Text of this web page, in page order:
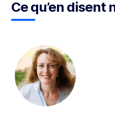
Ce qu’en disent